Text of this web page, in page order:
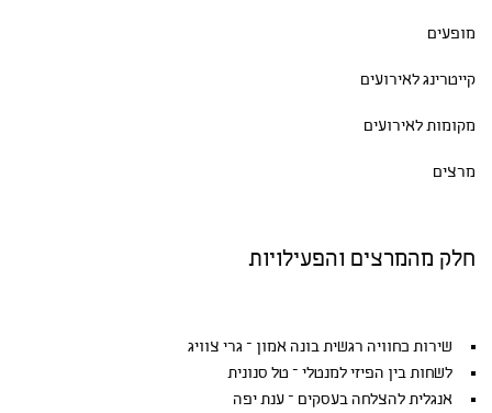
מופעים
קייטרינג לאירועים
מקומות לאירועים
מרצים
חלק מהמרצים והפעילויות
שירות כחוויה רגשית בונה אמון – גרי צוויג
לשחות בין הפיזי למנטלי – טל סנונית
אנגלית להצלחה בעסקים – ענת יפה